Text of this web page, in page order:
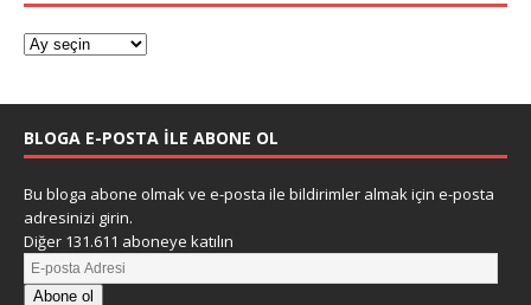
BLOGA E-POSTA ILE ABONE OL
Bu bloga abone olmak ve e-posta ile bildirimler almak için e-posta
adresinizi girin.
Diğer 131.611 aboneye katılın
Abone ol